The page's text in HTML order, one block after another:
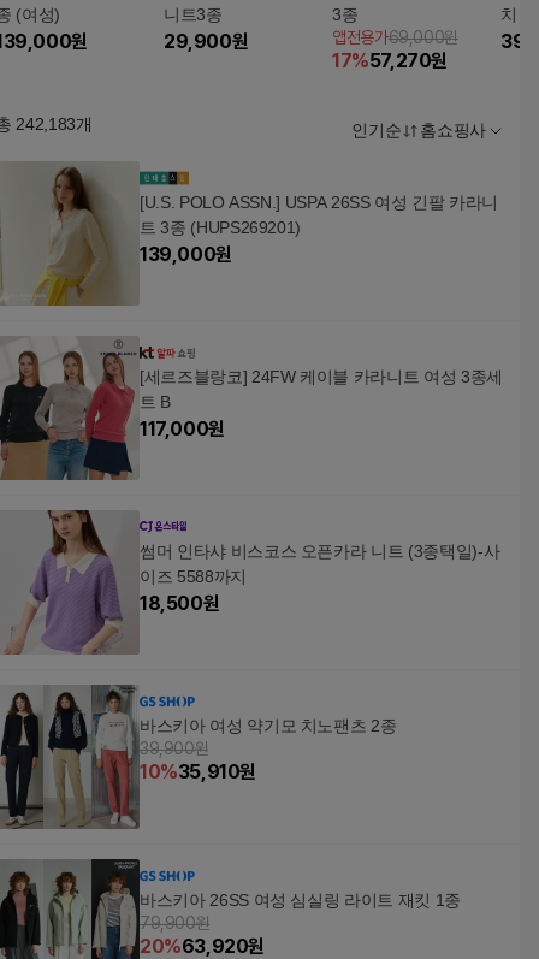
(여성)
원
니트3종
29,900원
3종
앱전용가69,000원
17%57,270원
치
트 3
242,183개 인기순 홈쇼핑사
[U.S. POLO ASSN.] USPA 26SS 여성 긴팔 카라니
트 3종 (HUPS269201)
139,000원
[세르즈블랑코] 24FW 케이블 카라니트 여성 3종세
트 B
117,000원
썸머 인타샤 비스코스 오픈카라 니트 (3종택일)-사
이즈 5588까지
18,500원
바스키아 여성 약기모 치노팬츠 2종
39,900원
10%35,910원
바스키아 26SS 여성 심실링 라이트 재킷 1종
79,900원
20%63,920원